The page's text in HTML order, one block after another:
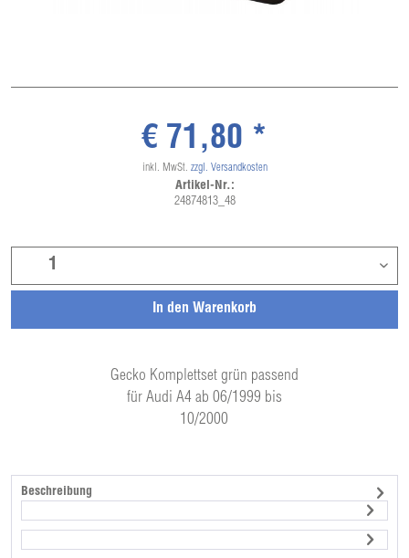
Gecko Komplettset grün passend
für Audi A4 ab 06/1999 bis
10/2000
In den Warenkorb
€ 71,80 *
inkl. MwSt. zzgl. Versandkosten
Artikel-Nr.:
24874813_48
Beschreibung